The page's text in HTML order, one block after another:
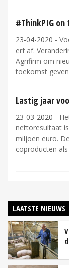
#ThinkPIG on
23-04-2020 -
erf af.
Agrifirm om
toekomst
Lastig jaar
23-03-2020 -
nettoresultaat
miljoen euro.
coproducten
LAATSTE NIEUWS